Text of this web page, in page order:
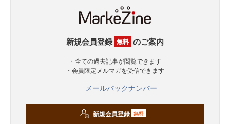
新規会員登録 無料 のご案内
・全ての過去記事が閲覧できます
・会員限定メルマガを受信できます
メールバックナンバー
新規会員登録 無料